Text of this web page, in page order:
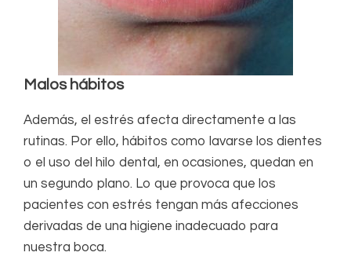
Malos hábitos
Además, el estrés afecta directamente a las
rutinas. Por ello, hábitos como lavarse los dientes
o el uso del hilo dental, en ocasiones, quedan en
un segundo plano. Lo que provoca que los
pacientes con estrés tengan más afecciones
derivadas de una higiene inadecuado para
nuestra boca.